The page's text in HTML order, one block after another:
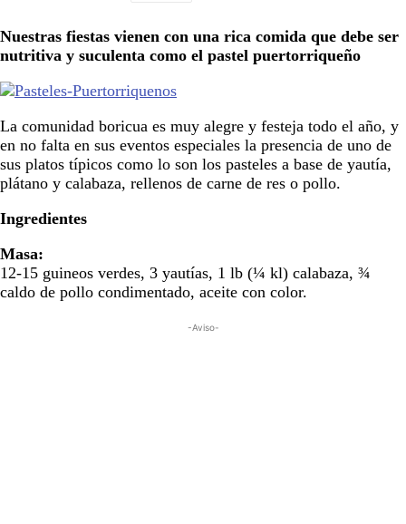
Nuestras fiestas vienen con una rica comida que debe ser
nutritiva y suculenta como el pastel puertorriqueño
La comunidad boricua es muy alegre y festeja todo el año, y
en no falta en sus eventos especiales la presencia de uno de
sus platos típicos como lo son los pasteles a base de yautía,
plátano y calabaza, rellenos de carne de res o pollo.
Ingredientes
Masa:
12-15 guineos verdes, 3 yautías, 1 lb (¼ kl) calabaza, ¾
caldo de pollo condimentado, aceite con color.
-Aviso-